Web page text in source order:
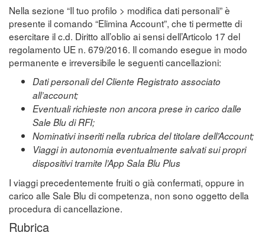
Nella sezione “Il tuo profilo > modifica dati personali” è
presente il comando “Elimina Account”, che ti permette di
esercitare il c.d. Diritto all’oblio ai sensi dell’Articolo 17 del
regolamento UE n. 679/2016. Il comando esegue in modo
permanente e irreversibile le seguenti cancellazioni:
Dati personali del Cliente Registrato associato
all’account;
Eventuali richieste non ancora prese in carico dalle
Sale Blu di RFI;
Nominativi inseriti nella rubrica del titolare dell’Account;
Viaggi in autonomia eventualmente salvati sui propri
dispositivi tramite l’App Sala Blu Plus
I viaggi precedentemente fruiti o già confermati, oppure in
carico alle Sale Blu di competenza, non sono oggetto della
procedura di cancellazione.
Rubrica